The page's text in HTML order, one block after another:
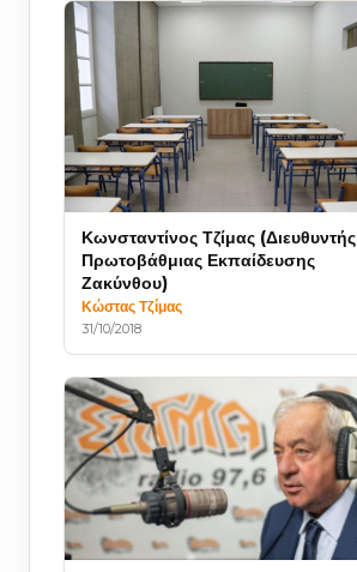
Κωνσταντίνος Τζίμας (Διευθυντής
Πρωτοβάθμιας Εκπαίδευσης
Ζακύνθου)
Κώστας Τζίμας
31/10/2018